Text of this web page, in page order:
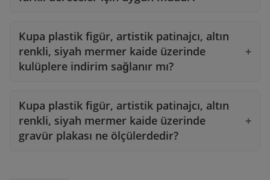
Kupa plastik figür, artistik patinajcı, altın
renkli, siyah mermer kaide üzerinde
kulüplere indirim sağlanır mı?
Kupa plastik figür, artistik patinajcı, altın
renkli, siyah mermer kaide üzerinde
gravür plakası ne ölçülerdedir?